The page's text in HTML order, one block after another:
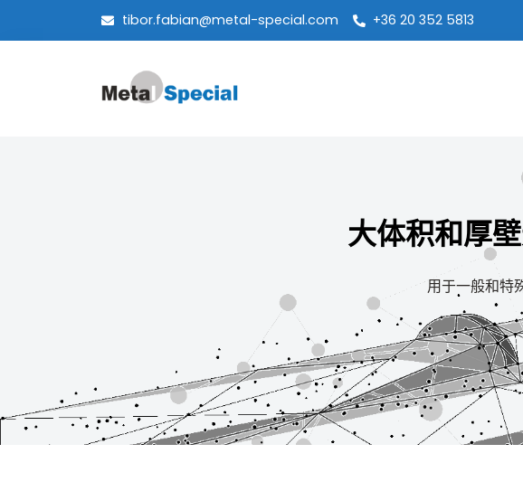
tibor.fabian@metal-special.com +36 20 352 5813
大体积和厚
用于一般和特